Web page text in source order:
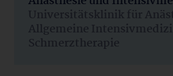
Universitätsklinik für
Allgemeine
Schmerztherapie